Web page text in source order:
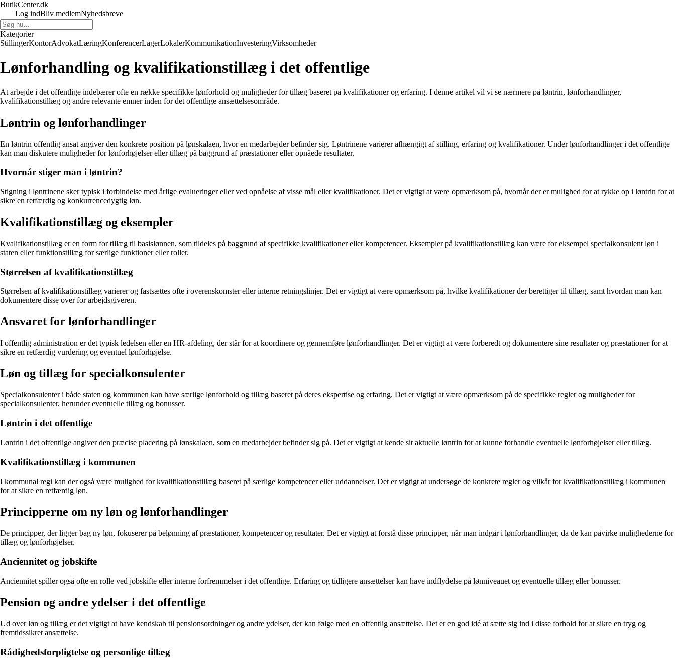
ButikCenter.dk
Log indBliv medlemNyhedsbreve
Kategorier
StillingerKontorAdvokatLæringKonferencerLagerLokalerKommunikationInvesteringVirksomheder
Lønforhandling og kvalifikationstillæg i det offentlige
At arbejde i det offentlige indebærer ofte en række specifikke lønforhold og muligheder for tillæg baseret på kvalifikationer og erfaring. I denne artikel vil vi se nærmere på løntrin, lønforhandlinger,
kvalifikationstillæg og andre relevante emner inden for det offentlige ansættelsesområde.
Løntrin og lønforhandlinger
En løntrin offentlig ansat angiver den konkrete position på lønskalaen, hvor en medarbejder befinder sig. Løntrinene varierer afhængigt af stilling, erfaring og kvalifikationer. Under lønforhandlinger i det offentlige
kan man diskutere muligheder for lønforhøjelser eller tillæg på baggrund af præstationer eller opnåede resultater.
Hvornår stiger man i løntrin?
Stigning i løntrinene sker typisk i forbindelse med årlige evalueringer eller ved opnåelse af visse mål eller kvalifikationer. Det er vigtigt at være opmærksom på, hvornår der er mulighed for at rykke op i løntrin for at
sikre en retfærdig og konkurrencedygtig løn.
Kvalifikationstillæg og eksempler
Kvalifikationstillæg er en form for tillæg til basislønnen, som tildeles på baggrund af specifikke kvalifikationer eller kompetencer. Eksempler på kvalifikationstillæg kan være for eksempel specialkonsulent løn i
staten eller funktionstillæg for særlige funktioner eller roller.
Størrelsen af kvalifikationstillæg
Størrelsen af kvalifikationstillæg varierer og fastsættes ofte i overenskomster eller interne retningslinjer. Det er vigtigt at være opmærksom på, hvilke kvalifikationer der berettiger til tillæg, samt hvordan man kan
dokumentere disse over for arbejdsgiveren.
Ansvaret for lønforhandlinger
I offentlig administration er det typisk ledelsen eller en HR-afdeling, der står for at koordinere og gennemføre lønforhandlinger. Det er vigtigt at være forberedt og dokumentere sine resultater og præstationer for at
sikre en retfærdig vurdering og eventuel lønforhøjelse.
Løn og tillæg for specialkonsulenter
Specialkonsulenter i både staten og kommunen kan have særlige lønforhold og tillæg baseret på deres ekspertise og erfaring. Det er vigtigt at være opmærksom på de specifikke regler og muligheder for
specialkonsulenter, herunder eventuelle tillæg og bonusser.
Løntrin i det offentlige
Løntrin i det offentlige angiver den præcise placering på lønskalaen, som en medarbejder befinder sig på. Det er vigtigt at kende sit aktuelle løntrin for at kunne forhandle eventuelle lønforhøjelser eller tillæg.
Kvalifikationstillæg i kommunen
I kommunal regi kan der også være mulighed for kvalifikationstillæg baseret på særlige kompetencer eller uddannelser. Det er vigtigt at undersøge de konkrete regler og vilkår for kvalifikationstillæg i kommunen
for at sikre en retfærdig løn.
Principperne om ny løn og lønforhandlinger
De principper, der ligger bag ny løn, fokuserer på belønning af præstationer, kompetencer og resultater. Det er vigtigt at forstå disse principper, når man indgår i lønforhandlinger, da de kan påvirke mulighederne for
tillæg og lønforhøjelser.
Anciennitet og jobskifte
Anciennitet spiller også ofte en rolle ved jobskifte eller interne forfremmelser i det offentlige. Erfaring og tidligere ansættelser kan have indflydelse på lønniveauet og eventuelle tillæg eller bonusser.
Pension og andre ydelser i det offentlige
Ud over løn og tillæg er det vigtigt at have kendskab til pensionsordninger og andre ydelser, der kan følge med en offentlig ansættelse. Det er en god idé at sætte sig ind i disse forhold for at sikre en tryg og
fremtidssikret ansættelse.
Rådighedsforpligtelse og personlige tillæg